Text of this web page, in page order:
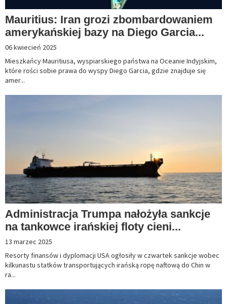
Mauritius: Iran grozi zbombardowaniem
amerykańskiej bazy na Diego Garcia...
06 kwiecień 2025
Mieszkańcy Mauritiusa, wyspiarskiego państwa na Oceanie Indyjskim,
które rości sobie prawa do wyspy Diego Garcia, gdzie znajduje się
amer...
Administracja Trumpa nałożyła sankcje
na tankowce irańskiej floty cieni...
13 marzec 2025
Resorty finansów i dyplomacji USA ogłosiły w czwartek sankcje wobec
kilkunastu statków transportujących irańską ropę naftową do Chin w
ra...